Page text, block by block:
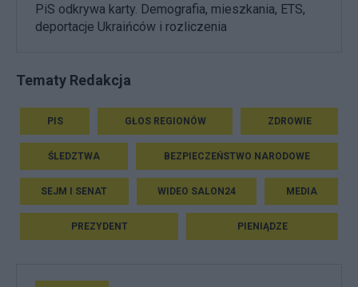
PiS odkrywa karty. Demografia, mieszkania, ETS,
deportacje Ukraińców i rozliczenia
Tematy Redakcja
PIS GŁOS REGIONÓW ZDROWIE
ŚLEDZTWA BEZPIECZEŃSTWO NARODOWE
SEJM I SENAT WIDEO SALON24 MEDIA
PREZYDENT PIENIĄDZE